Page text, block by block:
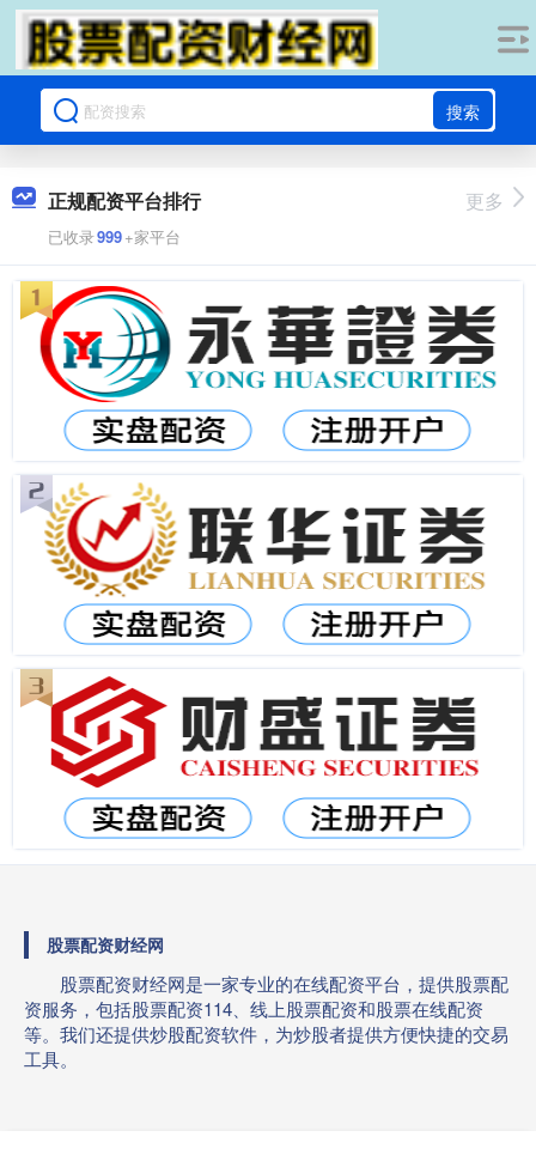
搜索
正规配资平台排行
已收录999+家平台
更多
股票配资财经网
股票配资财经网是一家专业的在线配资平台，提供股票配
资服务，包括股票配资114、线上股票配资和股票在线配资
等。我们还提供炒股配资软件，为炒股者提供方便快捷的交易
工具。